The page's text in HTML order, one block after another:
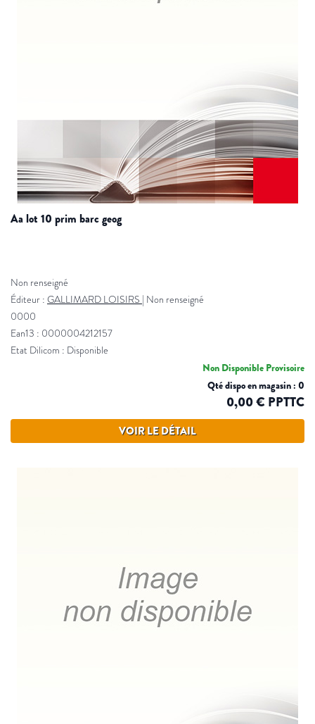
aa lot 10 prim barc geog
Non renseigné
Éditeur : GALLIMARD LOISIRS | Non renseigné
0000
Ean13 : 0000004212157
Etat Dilicom : Disponible
Non Disponible Provisoire
Qté dispo en magasin : 0
0,00 € PPTTC
VOIR LE DÉTAIL